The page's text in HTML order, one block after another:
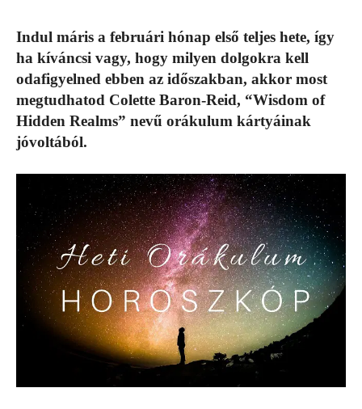
Indul máris a februári hónap első teljes hete, így
ha kíváncsi vagy, hogy milyen dolgokra kell
odafigyelned ebben az időszakban, akkor most
megtudhatod Colette Baron-Reid, “Wisdom of
Hidden Realms” nevű orákulum kártyáinak
jóvoltából.